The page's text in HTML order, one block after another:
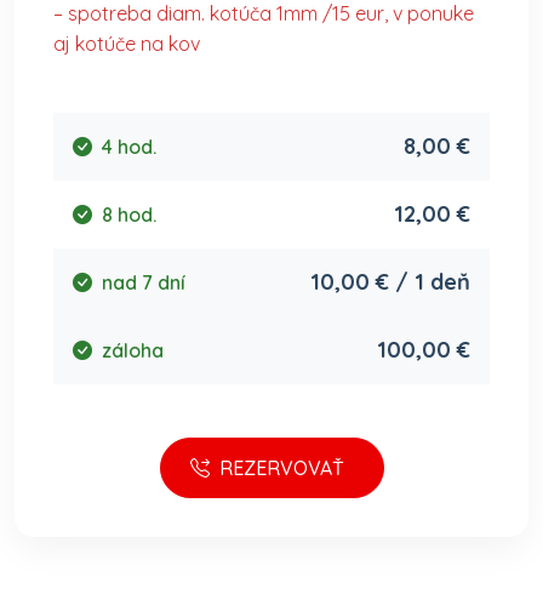
– spotreba diam. kotúča 1mm /15 eur, v ponuke
aj kotúče na kov
4 hod. 8,00 €
8 hod. 12,00 €
nad 7 dní 10,00 € / 1 deň
záloha 100,00 €
REZERVOVAŤ